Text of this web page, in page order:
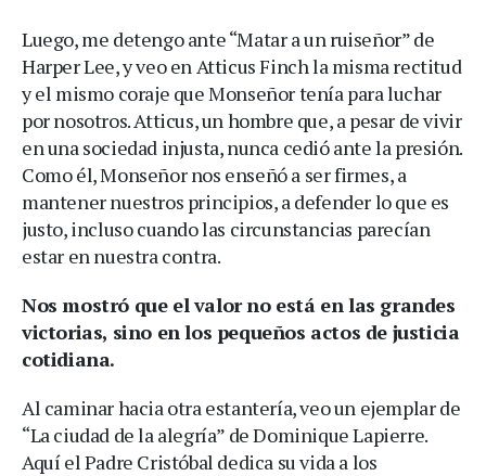
Luego, me detengo ante “Matar a un ruiseñor” de
Harper Lee, y veo en Atticus Finch la misma rectitud
y el mismo coraje que Monseñor tenía para luchar
por nosotros. Atticus, un hombre que, a pesar de vivir
en una sociedad injusta, nunca cedió ante la presión.
Como él, Monseñor nos enseñó a ser firmes, a
mantener nuestros principios, a defender lo que es
justo, incluso cuando las circunstancias parecían
estar en nuestra contra.
Nos mostró que el valor no está en las grandes
victorias, sino en los pequeños actos de justicia
cotidiana.
Al caminar hacia otra estantería, veo un ejemplar de
“La ciudad de la alegría” de Dominique Lapierre.
Aquí el Padre Cristóbal dedica su vida a los